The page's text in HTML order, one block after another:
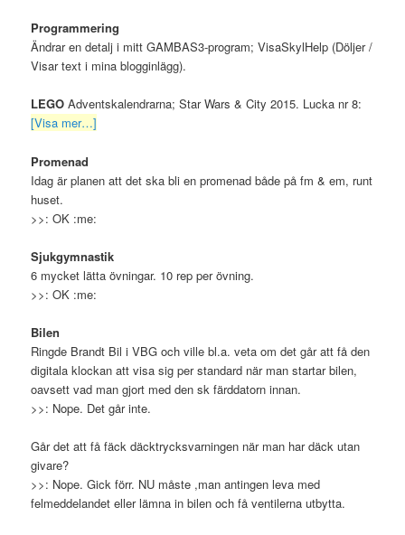
Programmering
Ändrar en detalj i mitt GAMBAS3-program; VisaSkylHelp (Döljer /
Visar text i mina blogginlägg).
LEGO Adventskalendrarna; Star Wars & City 2015. Lucka nr 8:
[Visa mer…]
Promenad
Idag är planen att det ska bli en promenad både på fm & em, runt
huset.
>>: OK :me:
Sjukgymnastik
6 mycket lätta övningar. 10 rep per övning.
>>: OK :me:
Bilen
Ringde Brandt Bil i VBG och ville bl.a. veta om det går att få den
digitala klockan att visa sig per standard när man startar bilen,
oavsett vad man gjort med den sk färddatorn innan.
>>: Nope. Det går inte.
Går det att få fäck däcktrycksvarningen när man har däck utan
givare?
>>: Nope. Gick förr. NU måste ,man antingen leva med
felmeddelandet eller lämna in bilen och få ventilerna utbytta.